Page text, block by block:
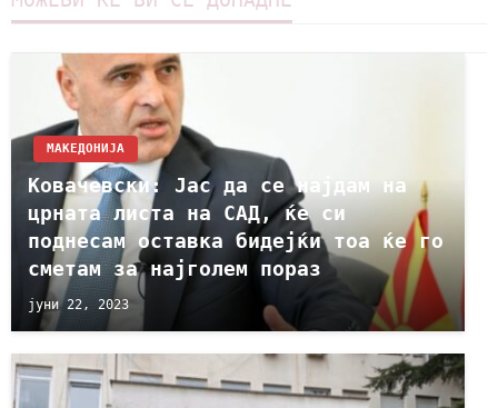
МАКЕДОНИЈА
Ковачевски: Јас да се најдам на
црната листа на САД, ќе си
поднесам оставка бидејќи тоа ќе го
сметам за најголем пораз
јуни 22, 2023